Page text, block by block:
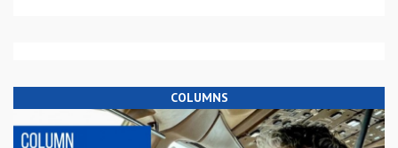
COLUMNS